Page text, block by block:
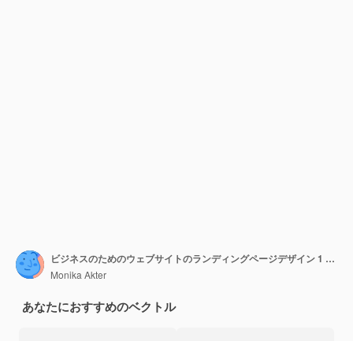
ビジネスのためのウェブサイトのランディングページデザイン 1 ページのサイト ワイヤフレームレイアウトテンプレート レスポンシブなウェブページ
Monika Akter
あなたにおすすめのベクトル